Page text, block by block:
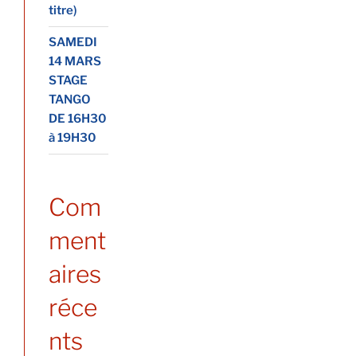
titre)
SAMEDI
14 MARS
STAGE
TANGO
DE 16H30
à 19H30
Com
ment
aires
réce
nts